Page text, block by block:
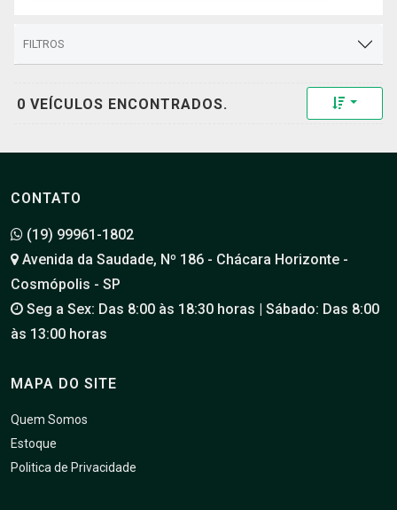
FILTROS
0 VEÍCULOS ENCONTRADOS. Toggle
CONTATO
(19) 99961-1802
Avenida da Saudade, Nº 186 - Chácara Horizonte -
Cosmópolis - SP
Seg a Sex: Das 8:00 às 18:30 horas | Sábado: Das 8:00
às 13:00 horas
MAPA DO SITE
Quem Somos
Estoque
Politica de Privacidade